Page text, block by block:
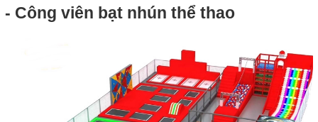
- Công viên bạt nhún thể thao